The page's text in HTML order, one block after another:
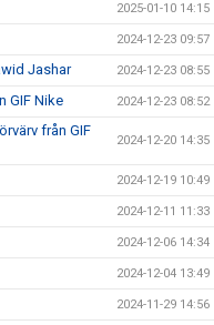
2025-01-10 14:15
2024-12-23 09:57
Jashar 2024-12-23 08:55
GIF Nike 2024-12-23 08:52
från GIF
2024-12-20 14:35
2024-12-19 10:49
2024-12-11 11:33
2024-12-06 14:34
2024-12-04 13:49
2024-11-29 14:56